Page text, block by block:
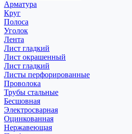
Арматура
Круг
Полоса
Уголок
Лента
Лист гладкий
Лист окрашенный
Лист гладкий
Листы перфорированные
Проволока
Трубы стальные
Бесшовная
Электросварная
Оцинкованная
Нержавеющая